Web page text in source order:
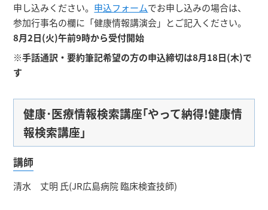
申し込みください。 申込フォームでお申し込みの場合は、
参加行事名の欄に「健康情報講演会」とご記入ください。
8月2日(火)午前9時から受付開始
※手話通訳・要約筆記希望の方の申込締切は8月18日(木)で
す
健康･医療情報検索講座｢やって納得!健康情
報検索講座｣
講師
清水 丈明 氏(JR広島病院 臨床検査技師)